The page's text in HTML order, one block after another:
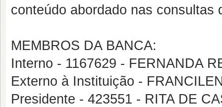
conteúdo abordado nas consultas
MEMBROS DA BANCA:
Interno - 1167629 - FERNANDA
Externo à Instituição -
Presidente - 423551 - RITA DE